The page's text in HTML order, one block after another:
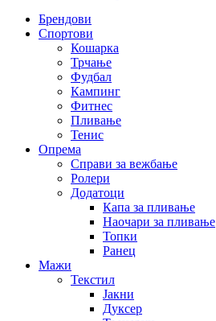
Брендови
Спортови
Кошарка
Трчање
Фудбал
Кампинг
Фитнес
Пливање
Тенис
Опрема
Справи за вежбање
Ролери
Додатоци
Капа за пливање
Наочари за пливање
Топки
Ранец
Мажи
Текстил
Јакни
Дуксер